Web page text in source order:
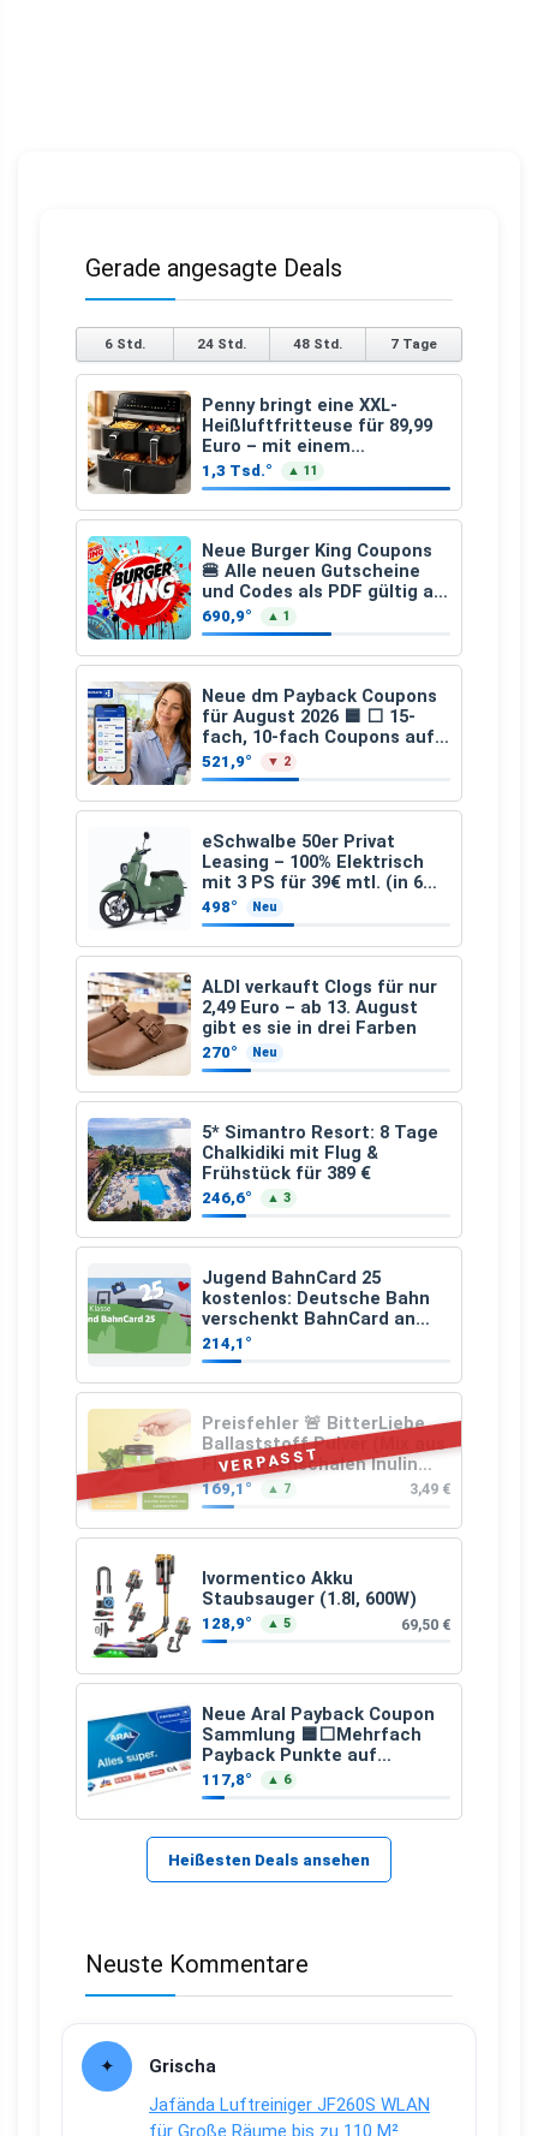
Gerade angesagte Deals
6 Std. 24 Std. 48 Std. 7 Tage
Penny bringt eine XXL-
Heißluftfritteuse für 89,99
Euro – mit einem
besonderen Vorteil
1,3 Tsd.° ▲ 11
Neue Burger King Coupons
🍔 Alle neuen Gutscheine
und Codes als PDF gültig ab
25.07.2026 bis 04.09.2026
690,9° ▲ 1
Neue dm Payback Coupons
für August 2026 🟦 ⬜ 15-
fach, 10-fach Coupons auf
den gesamten Einkauf ab 2
€
521,9° ▼ 2
eSchwalbe 50er Privat
Leasing – 100% Elektrisch
mit 3 PS für 39€ mtl. (in 6
schicken Farben LF: 0.43, 36
Monate, Bereitstellung:
159,00 €, 2.500 km/Jahr)
498° Neu
ALDI verkauft Clogs für nur
2,49 Euro – ab 13. August
gibt es sie in drei Farben
270° Neu
5* Simantro Resort: 8 Tage
Chalkidiki mit Flug &
Frühstück für 389 €
246,6° ▲ 3
Jugend BahnCard 25
kostenlos: Deutsche Bahn
verschenkt BahnCard an
Kinder und Jugendliche
214,1°
VERPASST
Preisfehler 🚨 BitterLiebe
Ballaststoff Pulver (Mix aus
Flohsamenschalen Inulin
(Präbiotika) Leinsamen &
Apfelfaser)
169,1° ▲ 7 3,49 €
Ivormentico Akku
Staubsauger (1.8l, 600W)
128,9° ▲ 5 69,50 €
Neue Aral Payback Coupon
Sammlung 🟦⬜Mehrfach
Payback Punkte auf
Kraftstoffe und Erdgas
117,8° ▲ 6
Heißesten Deals ansehen
Neuste Kommentare
Grischa
Jafända Luftreiniger JF260S WLAN
für Große Räume bis zu 110 M²